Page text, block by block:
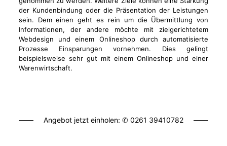
der Kundenbindung oder die Präsentation der Leistungen
sein. Dem einen geht es rein um die Übermittlung von
Informationen, der andere möchte mit zielgerichtetem
Webdesign und einem Onlineshop durch automatisierte
Prozesse Einsparungen vornehmen. Dies gelingt
beispielsweise sehr gut mit einem Onlineshop und einer
Warenwirtschaft.
Angebot jetzt einholen: ✆ 0261 39410782